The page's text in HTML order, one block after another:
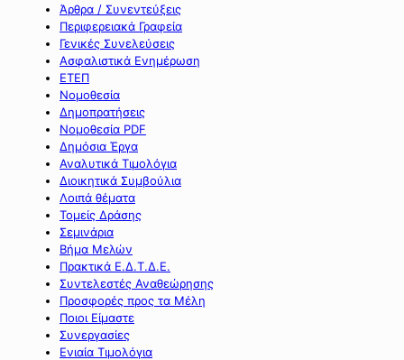
Άρθρα / Συνεντεύξεις
Περιφερειακά Γραφεία
Γενικές Συνελεύσεις
Ασφαλιστικά Ενημέρωση
ΕΤΕΠ
Νομοθεσία
Δημοπρατήσεις
Νομοθεσία PDF
Δημόσια Έργα
Αναλυτικά Τιμολόγια
Διοικητικά Συμβούλια
Λοιπά θέματα
Τομείς Δράσης
Σεμινάρια
Βήμα Μελών
Πρακτικά Ε.Δ.Τ.Δ.Ε.
Συντελεστές Αναθεώρησης
Προσφορές προς τα Μέλη
Ποιοι Είμαστε
Συνεργασίες
Ενιαία Τιμολόγια